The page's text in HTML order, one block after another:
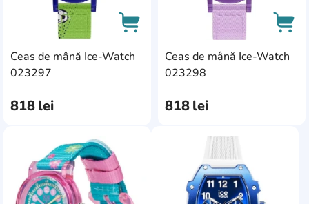
Ceas de mână Ice-Watch
023297
818lei
AddCardToCart
Ceas de mână Ice-Watch
023298
818lei
AddCardToFavourite